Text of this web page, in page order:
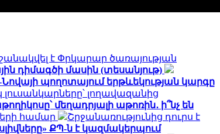
է Փրկարար ծառայության
դիմագծի մասին (տեսանյութ)
պողոտայում երթևեկության կարգը
լողավազանից
մեղադրյալի աթոռին․ ի՞նչ են
համար
Շրջանառությունից դուրս է
ՔՊ-ն է կազմակերպում